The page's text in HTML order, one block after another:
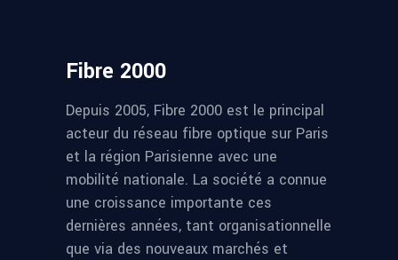
Fibre 2000
Depuis 2005, Fibre 2000 est le principal
acteur du réseau fibre optique sur Paris
et la région Parisienne avec une
mobilité nationale. La société a connue
une croissance importante ces
dernières années, tant organisationnelle
que via des nouveaux marchés et